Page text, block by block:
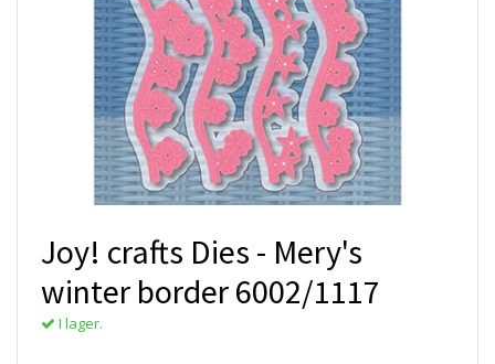
Joy! crafts Dies - Mery's
winter border 6002/1117
I lager.